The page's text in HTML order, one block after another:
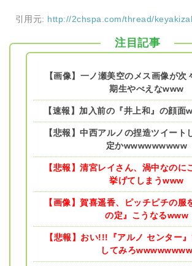
引用元: http://2chspa.com/thread/
注目記事
【画像】一ノ瀬美空のメス画像が
期生やべえなwww
【速報】加入前の『井上和』の顔
【悲報】中西アルノの捏造ツイート
定かwwwwwwwww
【悲報】清宮レイさん、渦中なのに
挙げてしまうwww
【画像】賀喜遥香、ピッチピチの服
の定』こうなるwww
【悲報】おい!!!『アルノ センター
してみろwwwwwwww